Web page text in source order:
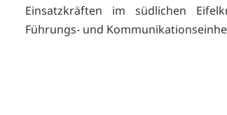
Einsatzkräften im südlichen
Führungs- und